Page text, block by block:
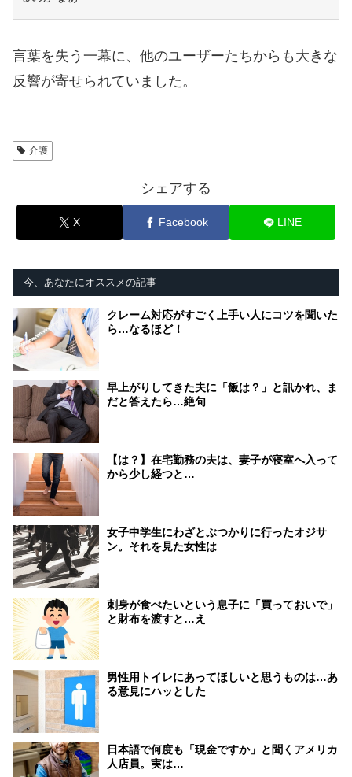
言葉を失う一幕に、他のユーザーたちからも大きな
反響が寄せられていました。
介護
シェアする
X Facebook LINE
今、あなたにオススメの記事
クレーム対応がすごく上手い人にコツを聞いた
ら…なるほど！
早上がりしてきた夫に「飯は？」と訊かれ、ま
だと答えたら…絶句
【は？】在宅勤務の夫は、妻子が寝室へ入って
から少し経つと…
女子中学生にわざとぶつかりに行ったオジサ
ン。それを見た女性は
刺身が食べたいという息子に「買っておいで」
と財布を渡すと…え
男性用トイレにあってほしいと思うものは…あ
る意見にハッとした
日本語で何度も「現金ですか」と聞くアメリカ
人店員。実は…